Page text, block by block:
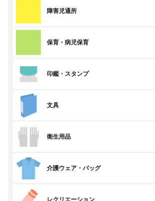
障害児通所
保育・病児保育
印鑑・スタンプ
文具
衛生用品
介護ウェア・バッグ
レクリエーション